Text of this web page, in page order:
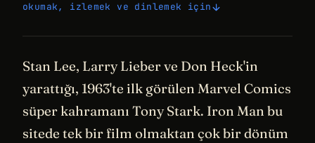
okumak, izlemek ve dinlemek için
Stan Lee, Larry Lieber ve Don Heck'in
yarattığı, 1963'te ilk görülen Marvel Comics
süper kahramanı Tony Stark. Iron Man bu
sitede tek bir film olmaktan çok bir dönüm